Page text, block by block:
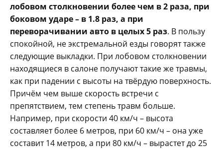
лобовом столкновении более чем в 2 раза, при
боковом ударе – в 1.8 раз, а при
переворачивании авто в целых 5 раз. В пользу
спокойной, не экстремальной езды говорят также
следующие выкладки. При лобовом столкновении
находящиеся в салоне получают такие же травмы,
как при падении с высоты на твёрдую поверхность.
Причём чем выше скорость встречи с
препятствием, тем степень травм больше.
Например, при скорости 40 км/ч – высота
составляет более 6 метров, при 60 км/ч – она уже
составит 14 метров, а при 80 км/ч – вырастет до 25